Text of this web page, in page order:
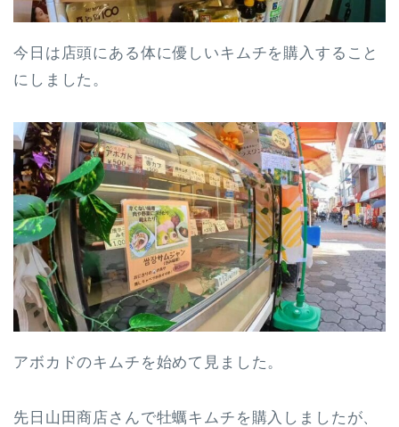
今日は店頭にある体に優しいキムチを購入すること
にしました。
アボカドのキムチを始めて見ました。
先日山田商店さんで牡蠣キムチを購入しましたが、